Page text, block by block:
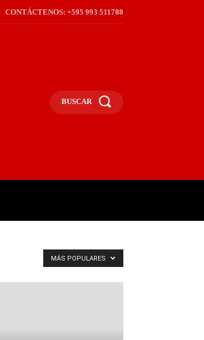
CONTÁCTENOS: +595 993 511788
BUSCAR
MÁS POPULARES